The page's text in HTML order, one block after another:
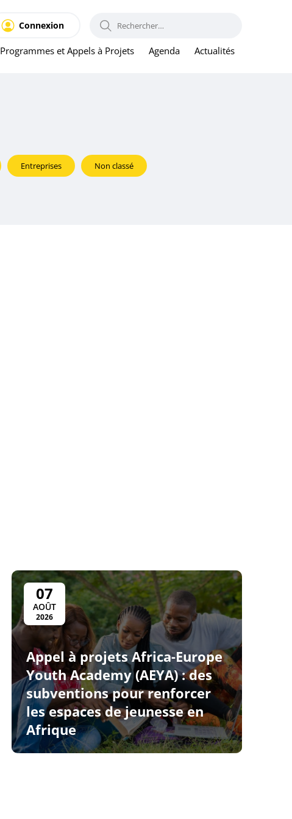
Programmes et Appels à Projets Agenda Actualités
Connexion RECHERCHER :
Entreprises Non classé
07
AOÛT
2026
Appel à projets Africa-Europe
Youth Academy (AEYA) : des
subventions pour renforcer
les espaces de jeunesse en
Afrique